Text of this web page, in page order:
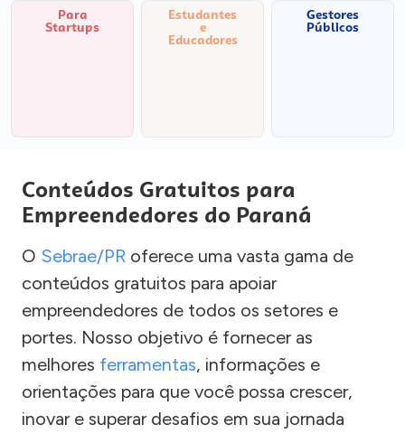
Para
Startups
Estudantes
e
Educadores
Gestores
Públicos
Conteúdos Gratuitos para
Empreendedores do Paraná
O Sebrae/PR oferece uma vasta gama de
conteúdos gratuitos para apoiar
empreendedores de todos os setores e
portes. Nosso objetivo é fornecer as
melhores ferramentas, informações e
orientações para que você possa crescer,
inovar e superar desafios em sua jornada